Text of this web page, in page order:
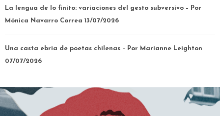
La lengua de lo finito: variaciones del gesto subversivo – Por
Mónica Navarro Correa 13/07/2026
Una casta ebria de poetas chilenas – Por Marianne Leighton
07/07/2026